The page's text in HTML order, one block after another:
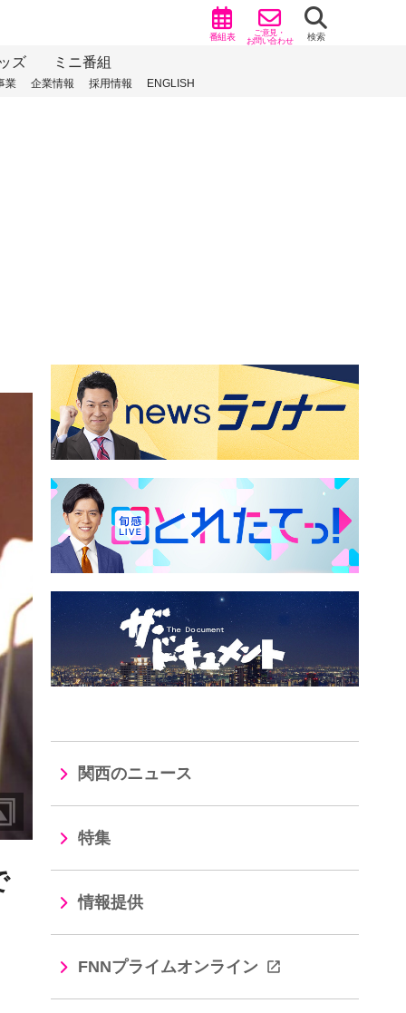
番組表 ご意見・
お問い合わせ 検索
ズ ミニ番組
業 企業情報 採用情報 ENGLISH
関西のニュース
特集
情報提供
FNNプライムオンライン